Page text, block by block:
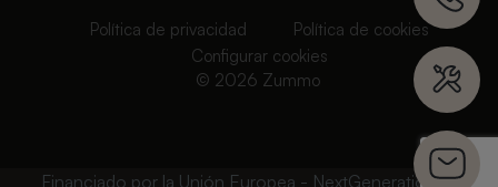
Política de privacidad
Política de cookies
Configurar cookies
© 2026 Zummo
Financiado por la Unión Europea - NextGenerationEU